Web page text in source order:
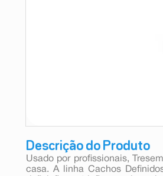
Descrição do Produto
Usado por profissionais,
casa. A linha Cachos